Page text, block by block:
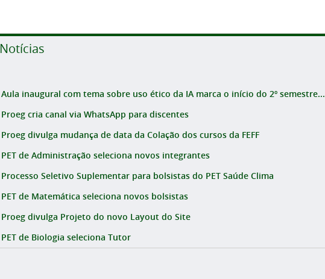
Notícias
Aula inaugural com tema sobre uso ético da IA marca o início do 2º semestre...
Proeg cria canal via WhatsApp para discentes
Proeg divulga mudança de data da Colação dos cursos da FEFF
PET de Administração seleciona novos integrantes
Processo Seletivo Suplementar para bolsistas do PET Saúde Clima
PET de Matemática seleciona novos bolsistas
Proeg divulga Projeto do novo Layout do Site
PET de Biologia seleciona Tutor